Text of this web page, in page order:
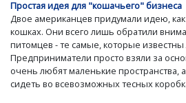
Простая идея для "кошачьего" бизнеса
Двое американцев придумали идею, как
кошках. Они всего лишь обратили
питомцев - те самые, которые
Предприниматели просто взяли за
очень любят маленькие пространства,
сидеть во всевозможных тесных